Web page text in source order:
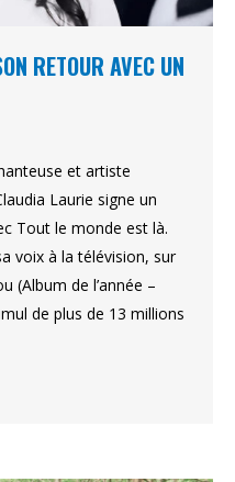
RETOUR AVEC UN
et artiste
Laurie signe un
Tout le monde est là.
voix à la télévision, sur
(Album de l’année –
de plus de 13 millions